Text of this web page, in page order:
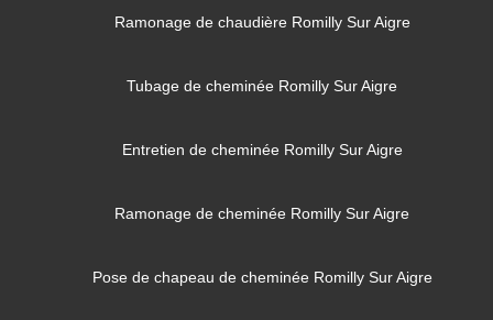
Ramonage de chaudière Romilly Sur Aigre
Tubage de cheminée Romilly Sur Aigre
Entretien de cheminée Romilly Sur Aigre
Ramonage de cheminée Romilly Sur Aigre
Pose de chapeau de cheminée Romilly Sur Aigre